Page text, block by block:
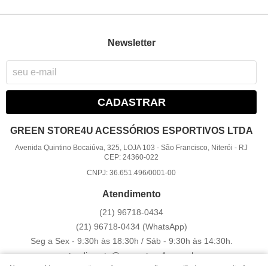
Newsletter
CADASTRAR
GREEN STORE4U ACESSÓRIOS ESPORTIVOS LTDA
Avenida Quintino Bocaiúva, 325, LOJA 103 -São Francisco, Niterói - RJ
CEP: 24360-022
CNPJ: 36.651.496/0001-00
Atendimento
(21) 96718-0434
(21) 96718-0434 (WhatsApp)
Seg a Sex - 9:30h às 18:30h / Sáb - 9:30h às 14:30h.
atendimento@greenstore4u.com.br